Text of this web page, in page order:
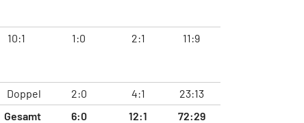
10:1 1:0 2:1 11:9
Doppel 2:0 4:1
23:13
Gesamt
6:0 12:1 72:29